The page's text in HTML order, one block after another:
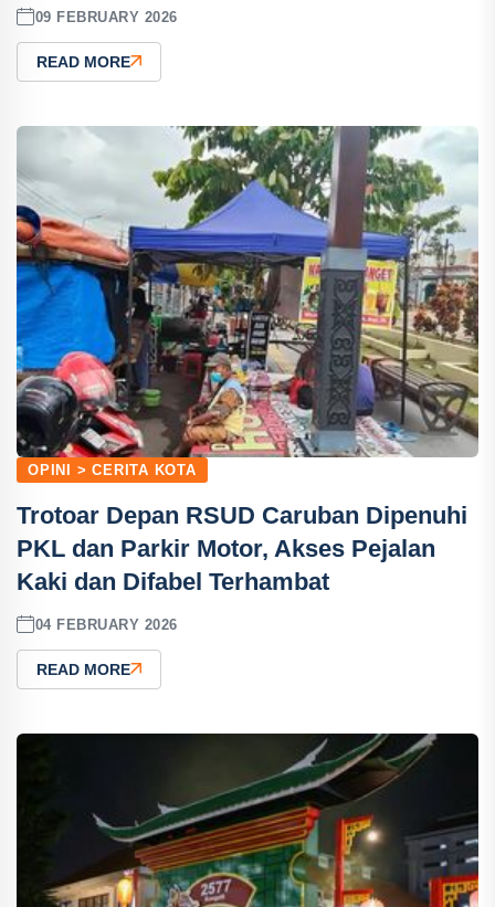
09 FEBRUARY 2026
READ MORE
OPINI > CERITA KOTA
Trotoar Depan RSUD Caruban Dipenuhi
PKL dan Parkir Motor, Akses Pejalan
Kaki dan Difabel Terhambat
04 FEBRUARY 2026
READ MORE